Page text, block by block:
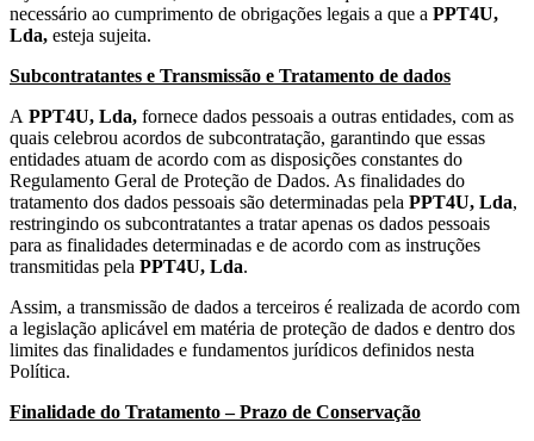
necessário ao cumprimento de obrigações legais a que a PPT4U,
Lda, esteja sujeita.
Subcontratantes e Transmissão e Tratamento de dados
A PPT4U, Lda, fornece dados pessoais a outras entidades, com as
quais celebrou acordos de subcontratação, garantindo que essas
entidades atuam de acordo com as disposições constantes do
Regulamento Geral de Proteção de Dados. As finalidades do
tratamento dos dados pessoais são determinadas pela PPT4U, Lda,
restringindo os subcontratantes a tratar apenas os dados pessoais
para as finalidades determinadas e de acordo com as instruções
transmitidas pela PPT4U, Lda.
Assim, a transmissão de dados a terceiros é realizada de acordo com
a legislação aplicável em matéria de proteção de dados e dentro dos
limites das finalidades e fundamentos jurídicos definidos nesta
Política.
Finalidade do Tratamento – Prazo de Conservação